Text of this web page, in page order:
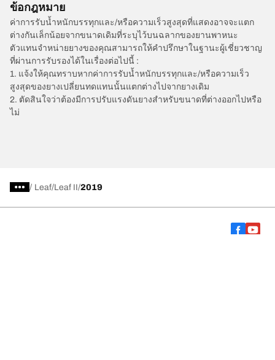
ข้อกฎหมาย
ค่าการรับน้ำหนักบรรทุกและ/หรือความเร็วสูงสุดที่แสดงอาจจะแตก
ต่างกันเล็กน้อยจากขนาดเดิมที่ระบุไว้บนฉลากของยานพาหนะ
ตัวแทนจำหน่ายยางของคุณสามารถให้คำปรึกษาในฐานะผู้เชี่ยวชาญ
ที่ผ่านการรับรองได้ในเรื่องต่อไปนี้ :
1. แจ้งให้คุณทราบหากค่าการรับน้ำหนักบรรทุกและ/หรือความเร็ว
สูงสุดของยางเปลี่ยนทดแทนนั้นแตกต่างไปจากยางเดิม
2. ตัดสินใจว่าต้องมีการปรับแรงดันยางสำหรับขนาดที่ต่างออกไปหรือ
ไม่
/ Leaf Leaf II 2019